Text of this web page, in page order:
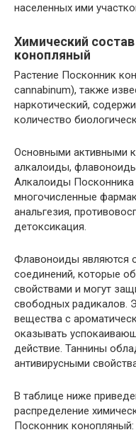
населенных ими
Химический
конопляный
Растение Посконник
cannabinum), также
наркотический,
количество
Основными активными
алкалоиды,
Алкалоиды
многочисленные
анальгезия,
детоксикация.
Флавоноиды являются
соединений, которые
свойствами и могут
свободных радикалов.
вещества с
оказывать
действие. Таннины
антивирусными
В таблице ниже
распределение
Посконник конопляный: